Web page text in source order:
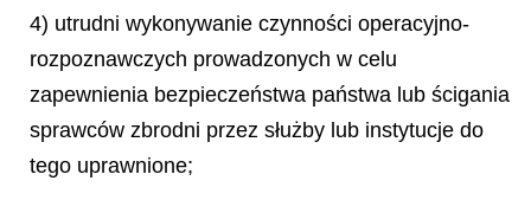
4) utrudni wykonywanie czynności operacyjno-
rozpoznawczych prowadzonych w celu
zapewnienia bezpieczeństwa państwa lub ścigania
sprawców zbrodni przez służby lub instytucje do
tego uprawnione;